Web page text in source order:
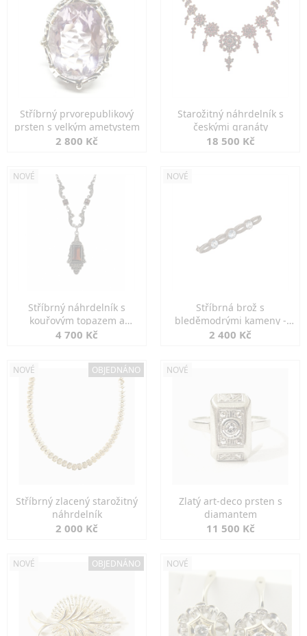
Stříbrný prvorepublikový
prsten s velkým ametystem
2 800 Kč
Starožitný náhrdelník s
českými granáty
18 500 Kč
NOVÉ
Stříbrný náhrdelník s
kouřovým topazem a
markazity
4 700 Kč
NOVÉ
Stříbrná brož s
bleděmodrými kameny -
jemná elegance
2 400 Kč
NOVÉ OBJEDNÁNO
Stříbrný zlacený starožitný
náhrdelník
2 000 Kč
NOVÉ
Zlatý art-deco prsten s
diamantem
11 500 Kč
NOVÉ OBJEDNÁNO NOVÉ